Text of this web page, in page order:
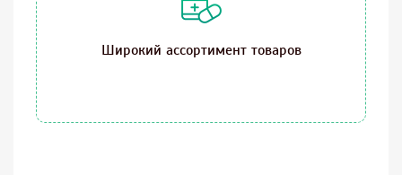
Широкий ассортимент товаров